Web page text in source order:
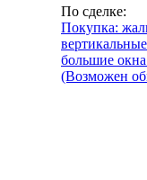
По сделке:
Покупка:
большие
(Возможен